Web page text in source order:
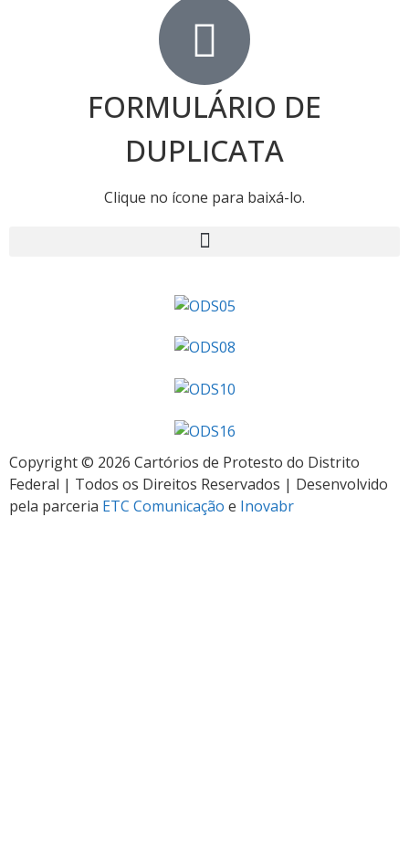
FORMULÁRIO DE
DUPLICATA
Clique no ícone para baixá-lo.
Copyright © 2026 Cartórios de Protesto do Distrito
Federal | Todos os Direitos Reservados | Desenvolvido
pela parceria ETC Comunicação e Inovabr